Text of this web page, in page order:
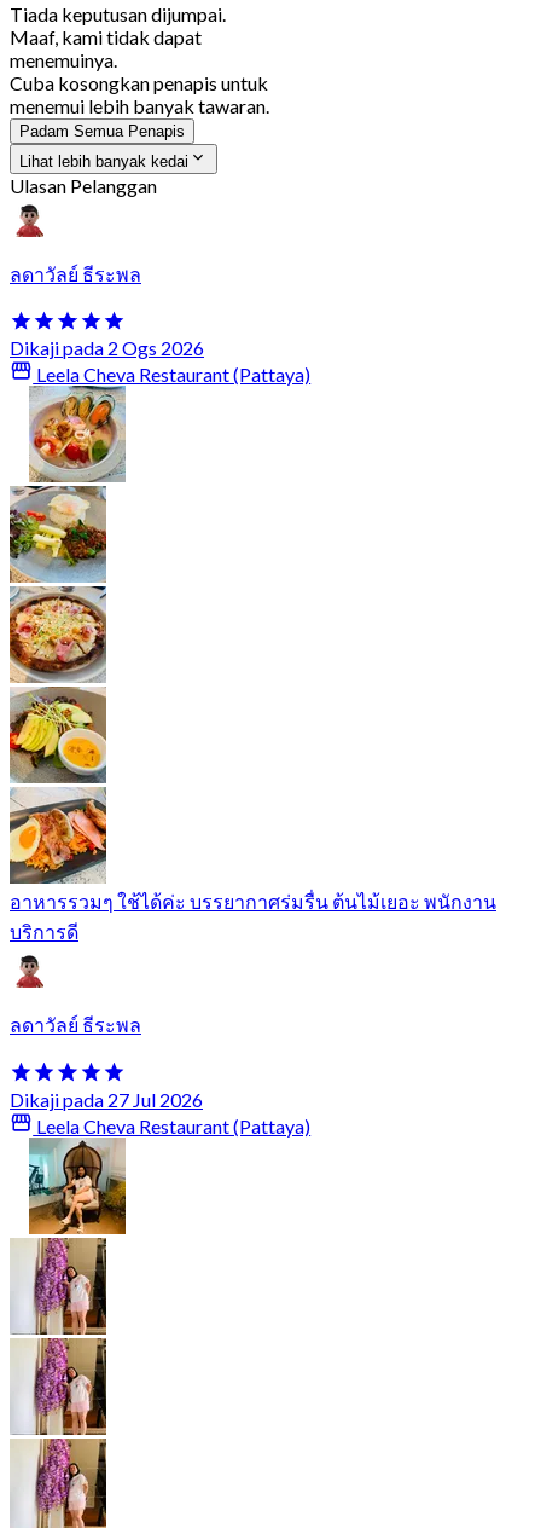
Tiada keputusan dijumpai.
Maaf, kami tidak dapat
menemuinya.
Cuba kosongkan penapis untuk
menemui lebih banyak tawaran.
Padam Semua Penapis
Lihat lebih banyak kedai
Ulasan Pelanggan
ลดาวัลย์ ธีระพล
Dikaji pada 2 Ogs 2026
Leela Cheva Restaurant (Pattaya)
อาหารรวมๆ ใช้ได้ค่ะ บรรยากาศร่มรื่น ต้นไม้เยอะ พนักงาน
บริการดี
ลดาวัลย์ ธีระพล
Dikaji pada 27 Jul 2026
Leela Cheva Restaurant (Pattaya)